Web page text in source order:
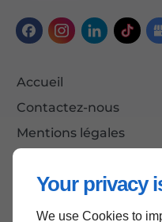
Your privacy
We use Cookies to
Accueil
Contactez-nous
Mentions légales